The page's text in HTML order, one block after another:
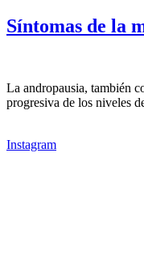
Síntomas de la
La andropausia, también
progresiva de los niveles
Instagram